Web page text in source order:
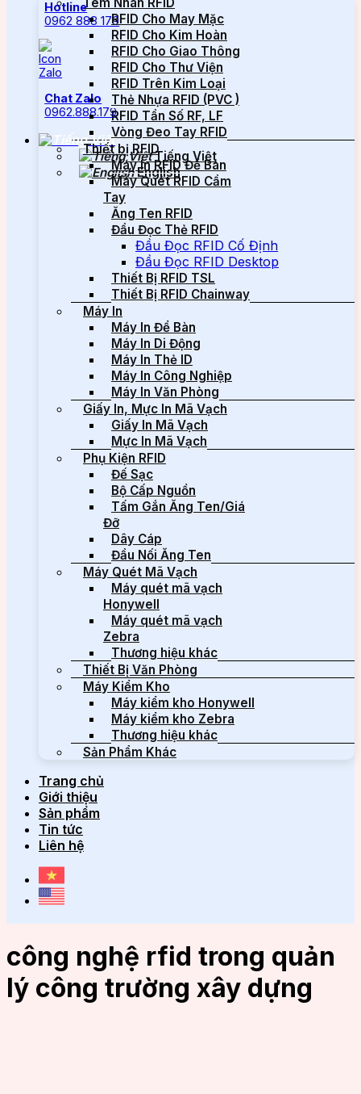
Hotline
0962 888 179
Chat Zalo
0962.888.179
Tiếng Việt
English
RFID Cho May Mặc
RFID Cho Kim Hoàn
RFID Cho Giao Thông
RFID Cho Thư Viện
RFID Trên Kim Loại
Thẻ Nhựa RFID (PVC )
RFID Tần Số RF, LF
Vòng Đeo Tay RFID
Thiết bị RFID
Máy In RFID Để Bàn
Máy Quét RFID Cầm
Tay
Ăng Ten RFID
Đầu Đọc Thẻ RFID
Đầu Đọc RFID Cố Định
Đầu Đọc RFID Desktop
Thiết Bị RFID TSL
Thiết Bị RFID Chainway
Máy In
Máy In Để Bàn
Máy In Di Động
Máy In Thẻ ID
Máy In Công Nghiệp
Máy In Văn Phòng
Giấy In, Mực In Mã Vạch
Giấy In Mã Vạch
Mực In Mã Vạch
Phụ Kiện RFID
Đế Sạc
Bộ Cấp Nguồn
Tấm Gắn Ăng Ten/Giá
Đỡ
Dây Cáp
Đầu Nối Ăng Ten
Máy Quét Mã Vạch
Máy quét mã vạch
Honywell
Máy quét mã vạch
Zebra
Thương hiệu khác
Thiết Bị Văn Phòng
Máy Kiểm Kho
Máy kiểm kho Honywell
Máy kiểm kho Zebra
Thương hiệu khác
Sản Phẩm Khác
Trang chủ
Giới thiệu
Sản phẩm
Tin tức
Liên hệ
công nghệ rfid trong quản
lý công trường xây dựng